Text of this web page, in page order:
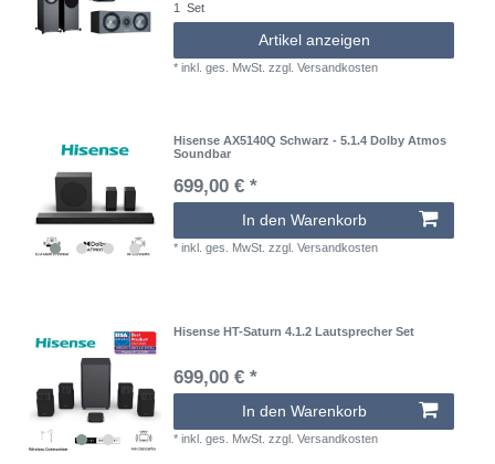
1 Set
Artikel anzeigen
*inkl. ges. MwSt. zzgl.Versandkosten
Hisense AX5140Q Schwarz - 5.1.4 Dolby Atmos
Soundbar
699,00 € *
In den Warenkorb
*inkl. ges. MwSt. zzgl.Versandkosten
Hisense HT-Saturn 4.1.2 Lautsprecher Set
699,00 € *
In den Warenkorb
*inkl. ges. MwSt. zzgl.Versandkosten